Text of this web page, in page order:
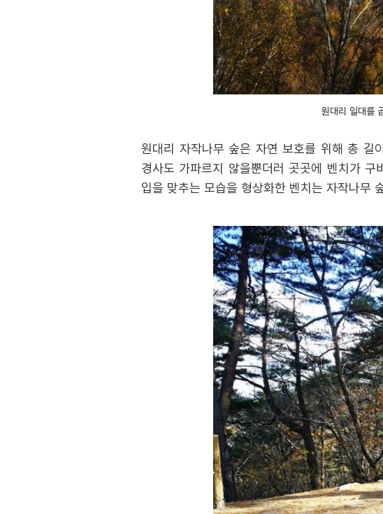
원대리 일대를
원대리 자작나무 숲은 자연 보호를 위해 총 길
경사도 가파르지 않을뿐더러 곳곳에 벤치가
입을 맞추는 모습을 형상화한 벤치는 자작나무